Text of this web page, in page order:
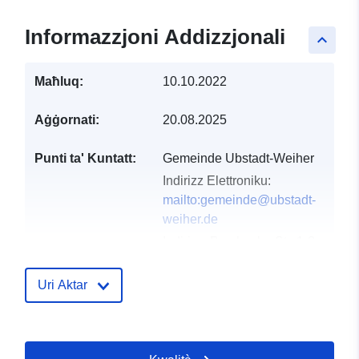
keyboard_arrow_up
Informazzjoni Addizzjonali
Maħluq: 10.10.2022
Aġġornati: 20.08.2025
Punti ta' Kuntatt:
Gemeinde Ubstadt-Weiher
Indirizz Elettroniku:
mailto:gemeinde@ubstadt-
weiher.de
Uri Aktar